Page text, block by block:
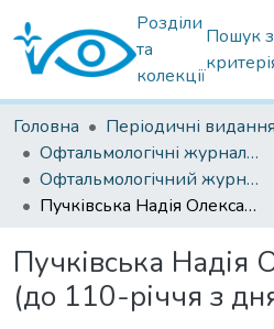
Розділи
та
колекції
Пошук
Головна
Періодичні видання
Офтальмологічні журнали українські
Офтальмологічний журнал 2018
Пучківська Надія Олександрівна (до 110-річчя з дня народження)
Пучківська Надія
(до 110-річчя з